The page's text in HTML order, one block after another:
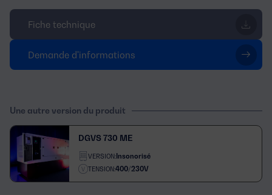
Fiche technique
Demande d'informations
Une autre version du produit
DGVS 730 ME
VERSION:Insonorisé
TENSION:400/230V